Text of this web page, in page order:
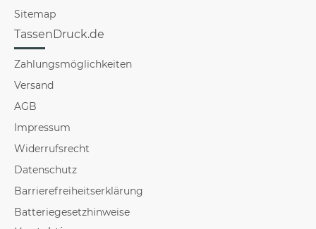
Sitemap
TassenDruck.de
Zahlungsmöglichkeiten
Versand
AGB
Impressum
Widerrufsrecht
Datenschutz
Barrierefreiheitserklärung
Batteriegesetzhinweise